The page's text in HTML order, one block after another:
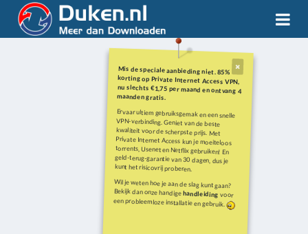
Mis de speciale aanbieding niet. 85%
korting op Private Internet Access VPN,
nu slechts €1,75 per maand en ontvang 4
maanden gratis.
Ervaar ultiem gebruiksgemak en een snelle
VPN-verbinding. Geniet van de beste
kwaliteit voor de scherpste prijs. Met
Private Internet Access kun je moeiteloos
torrents, Usenet en Netflix gebruiken! En
geld-terug-garantie van 30 dagen, dus je
kunt het risicovrij proberen.
Wil je weten hoe je aan de slag kunt gaan?
Bekijk dan onze handigehandleiding voor
een probleemloze installatie en gebruik.